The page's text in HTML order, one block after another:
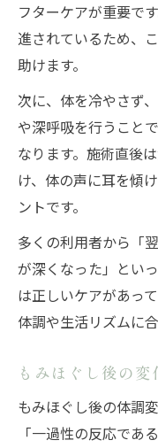
フターケアが重要で
進されているため、
助けます。
次に、体を冷やさず
や深呼吸を行うこと
なります。施術直後
け、体の声に耳を傾
ントです。
多くの利用者から「
が深くなった」とい
は正しいケアがあっ
体調や生活リズムに
もみほぐし後の
もみほぐし後の体調
「一過性の反応であ